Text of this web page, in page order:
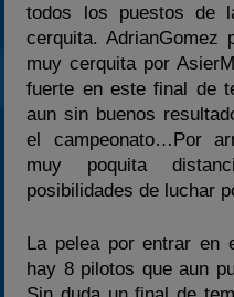
todos los puestos de
cerquita. AdrianGomez
muy cerquita por
fuerte en este final de
aun sin buenos
el campeonato…Por
muy poquita
posibilidades de luchar
La pelea por entrar en
hay 8 pilotos que aun